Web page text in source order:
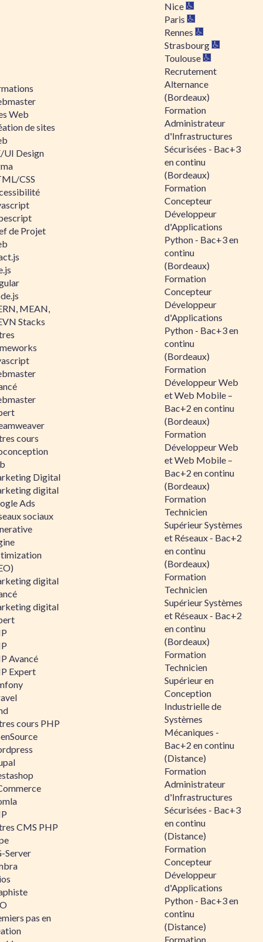
Web
de sites
UI Design
CSS
de Projet
MEAN,
Stacks
cours
Digital
digital
Ads
sociaux
digital
digital
Avancé
Expert
cours PHP
CMS PHP
Server
pas en
Nice
Paris
Rennes
Strasbourg
Toulouse
Recrutement
Alternance
(Bordeaux)
Formation
Administrateur
d'Infrastructures
Sécurisées - Bac+3
en continu
(Bordeaux)
Formation
Concepteur
Développeur
d'Applications
Python - Bac+3 en
continu
(Bordeaux)
Formation
Concepteur
Développeur
d'Applications
Python - Bac+3 en
continu
(Bordeaux)
Formation
Développeur Web
et Web Mobile –
Bac+2 en continu
(Bordeaux)
Formation
Développeur Web
et Web Mobile –
Bac+2 en continu
(Bordeaux)
Formation
Technicien
Supérieur Systèmes
et Réseaux - Bac+2
en continu
(Bordeaux)
Formation
Technicien
Supérieur Systèmes
et Réseaux - Bac+2
en continu
(Bordeaux)
Formation
Technicien
Supérieur en
Conception
Industrielle de
Systèmes
Mécaniques -
Bac+2 en continu
(Distance)
Formation
Administrateur
d'Infrastructures
Sécurisées - Bac+3
en continu
(Distance)
Formation
Concepteur
Développeur
d'Applications
Python - Bac+3 en
continu
(Distance)
Formation